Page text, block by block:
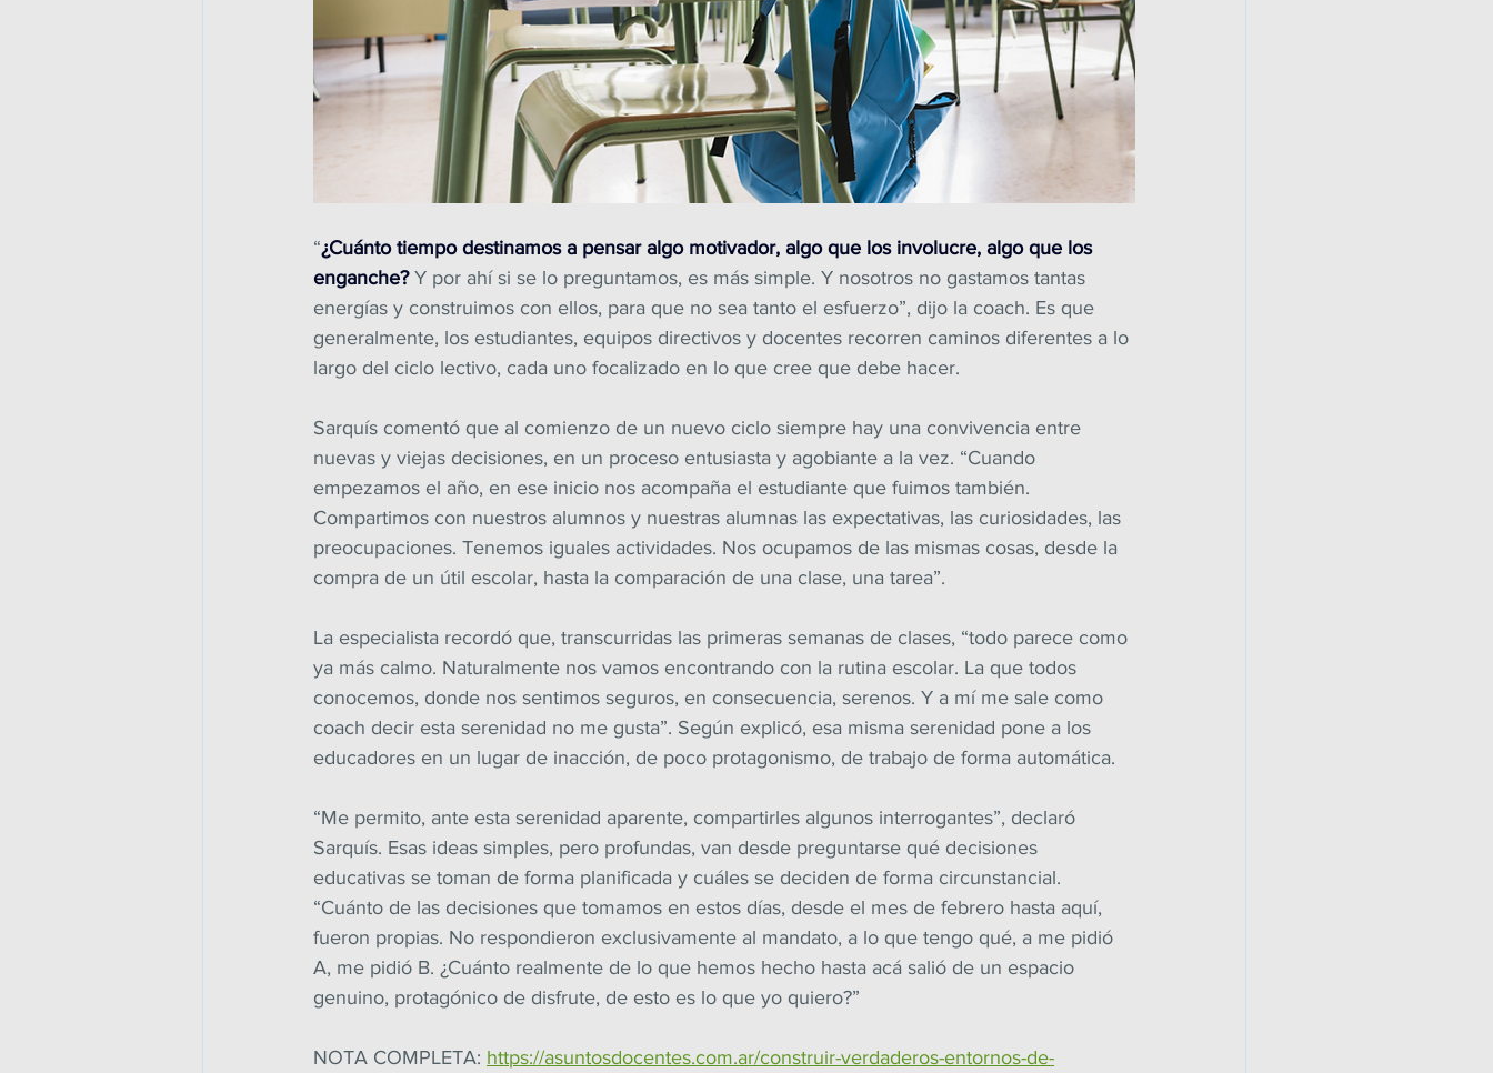
“¿Cuánto tiempo destinamos a pensar algo motivador, algo que los involucre, algo que los
enganche? Y por ahí si se lo preguntamos, es más simple. Y nosotros no gastamos tantas
energías y construimos con ellos, para que no sea tanto el esfuerzo”, dijo la coach. Es que
generalmente, los estudiantes, equipos directivos y docentes recorren caminos diferentes a lo
largo del ciclo lectivo, cada uno focalizado en lo que cree que debe hacer.
Sarquís comentó que al comienzo de un nuevo ciclo siempre hay una convivencia entre
nuevas y viejas decisiones, en un proceso entusiasta y agobiante a la vez. “Cuando
empezamos el año, en ese inicio nos acompaña el estudiante que fuimos también.
Compartimos con nuestros alumnos y nuestras alumnas las expectativas, las curiosidades, las
preocupaciones. Tenemos iguales actividades. Nos ocupamos de las mismas cosas, desde la
compra de un útil escolar, hasta la comparación de una clase, una tarea”.
La especialista recordó que, transcurridas las primeras semanas de clases, “todo parece como
ya más calmo. Naturalmente nos vamos encontrando con la rutina escolar. La que todos
conocemos, donde nos sentimos seguros, en consecuencia, serenos. Y a mí me sale como
coach decir esta serenidad no me gusta”. Según explicó, esa misma serenidad pone a los
educadores en un lugar de inacción, de poco protagonismo, de trabajo de forma automática.
“Me permito, ante esta serenidad aparente, compartirles algunos interrogantes”, declaró
Sarquís. Esas ideas simples, pero profundas, van desde preguntarse qué decisiones
educativas se toman de forma planificada y cuáles se deciden de forma circunstancial.
“Cuánto de las decisiones que tomamos en estos días, desde el mes de febrero hasta aquí,
fueron propias. No respondieron exclusivamente al mandato, a lo que tengo qué, a me pidió
A, me pidió B. ¿Cuánto realmente de lo que hemos hecho hasta acá salió de un espacio
genuino, protagónico de disfrute, de esto es lo que yo quiero?”
NOTA COMPLETA: https://asuntosdocentes.com.ar/construir-verdaderos-entornos-de-